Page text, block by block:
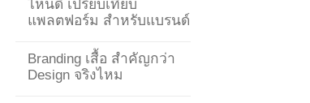
ไหนดี เปรียบเทียบ
แพลตฟอร์ม สำหรับแบรนด์
Branding เสื้อ สำคัญกว่า
Design จริงไหม